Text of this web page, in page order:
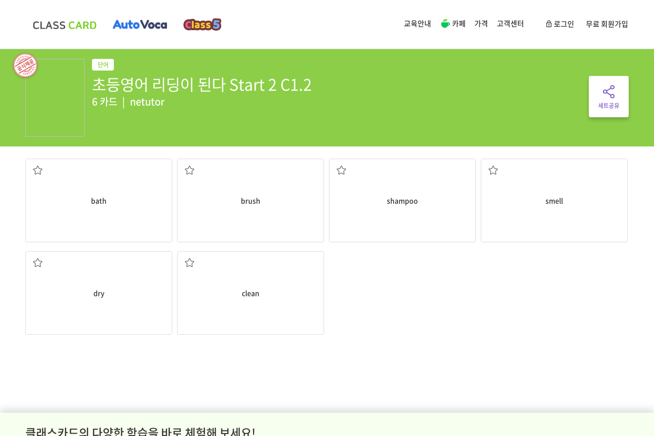
교육안내 카페 가격 고객센터 로그인 무료 회원가입
초등영어 리딩이 된다 Start 2 C1.2
6 카드 | netutor 세트공유
bath brush shampoo smell
dry clean